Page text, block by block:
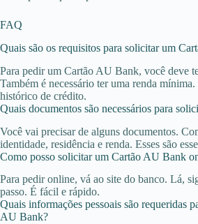
FAQ
Quais são os requisitos para solicitar um
Para pedir um Cartão AU Bank, você deve
Também é necessário ter uma renda
histórico de crédito.
Quais documentos são necessários para
Você vai precisar de alguns documentos.
identidade, residência e renda. Esses são
Como posso solicitar um Cartão AU Bank
Para pedir online, vá ao site do banco. Lá,
passo. É fácil e rápido.
Quais informações pessoais são requeridas
AU Bank?